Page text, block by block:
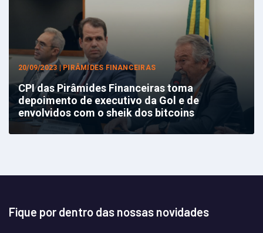
20/09/2023 | PIRÂMIDES FINANCEIRAS
CPI das Pirâmides Financeiras toma
depoimento de executivo da Gol e de
envolvidos com o sheik dos bitcoins
Fique por dentro das nossas novidades